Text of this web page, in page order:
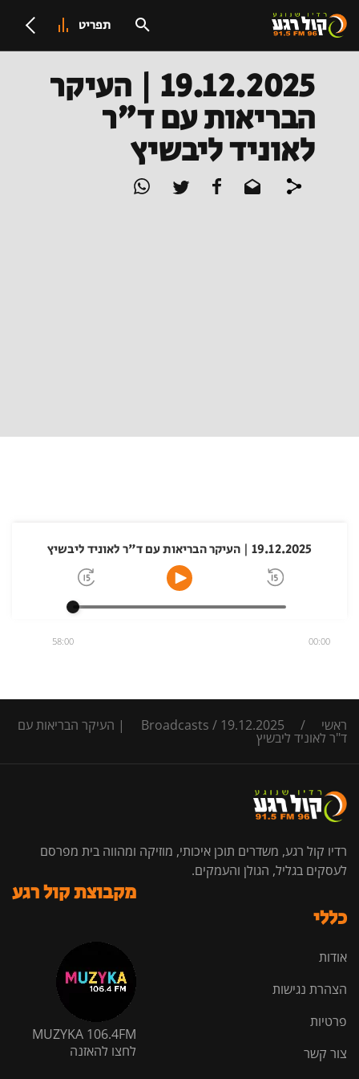
תפריט
19.12.2025 | העיקר
הבריאות עם ד"ר
לאוניד ליבשיץ
19.12.2025 | העיקר הבריאות עם ד"ר לאוניד ליבשיץ
00:00
58:00
ראשי /
Broadcasts / 19.12.2025 | העיקר הבריאות עם
ד"ר לאוניד ליבשיץ
רדיו קול רגע, משדרים תוכן איכותי, מוזיקה ומהווה בית מפרסם
לעסקים בגליל, הגולן והעמקים.
כללי
אודות
הצהרת נגישות
פרטיות
צור קשר
מקבוצת קול רגע
MUZYKA 106.4FM
לחצו להאזנה